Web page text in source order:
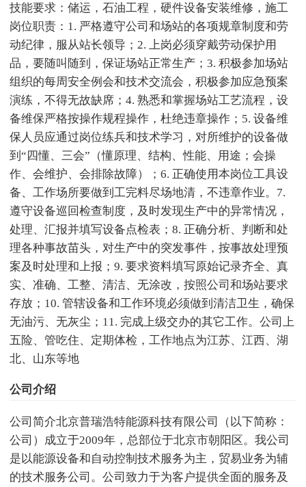
技能要求：储运，石油工程，硬件设备安装维修，施工
岗位职责：1. 严格遵守公司和场站的各项规章制度和劳
动纪律，服从站长领导；2. 上岗必须穿戴劳动保护用
品，要随叫随到，保证场站正常生产；3. 积极参加场站
组织的每周安全例会和技术交流会，积极参加应急预案
演练，不得无故缺席；4. 熟悉和掌握场站工艺流程，设
备维保严格按操作规程操作，杜绝违章操作；5. 设备维
保人员应通过岗位练兵和技术学习，对所维护的设备做
到“四懂、三会”（懂原理、结构、性能、用途；会操
作、会维护、会排除故障）；6. 正确使用本岗位工具设
备、工作场所要做到工完料尽场地清，不违章作业。7.
遵守设备巡回检查制度，及时发现生产中的异常情况，
处理、汇报并填写设备点检表；8. 正确分析、判断和处
理各种事故苗头，对生产中的突发事件，按事故处理预
案及时处理和上报；9. 要求资料填写原始记录齐全、真
实、准确、工整、清洁、无涂改，按照公司和场站要求
存放；10. 管辖设备和工作环境必须做到清洁卫生，确保
无油污、无灰尘；11. 完成上级交办的其它工作。公司上
五险、管吃住、定期体检，工作地点为江苏、江西、湖
北、山东等地
公司介绍
公司简介北京普瑞浩特能源科技有限公司（以下简称：
公司）成立于2009年，总部位于北京市朝阳区。我公司
是以能源设备和自动控制技术服务为主，贸易业务为辅
的技术服务公司。公司致力于为客户提供全面的服务及